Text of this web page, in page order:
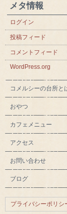
メタ情報
ログイン
投稿フィード
コメントフィード
WordPress.org
コメルシーの台所と
おやつ
カフェメニュー
アクセス
お問い合わせ
ブログ
プライバシーポリシ